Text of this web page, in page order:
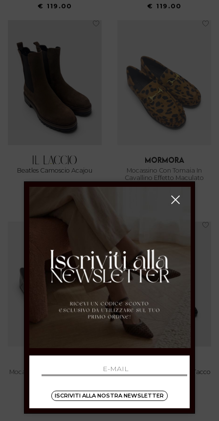
€ 119.00 € 119.00
Beatles Camoscio Acajou
36 37 38 39 40 41
€ 119.00
mormora
Mocassino Con Tomaia In
Cavallino Effetto Maculato
36 37 38 39 40 41
Mocassino Con Tomaia In Pelle
36 37 38 39 40 41
€ 129.00
Texano In Pelle Nera Con Tacco
36 37 38 39 40 41 42
€ 139.00
ISCRIVITI ALLA NOSTRA NEWSLETTER